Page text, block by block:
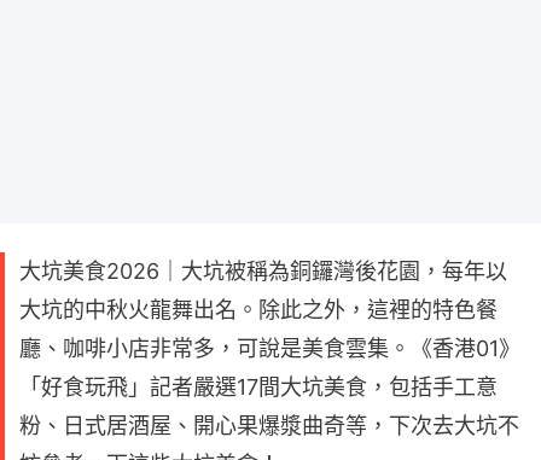
大坑美食2026｜大坑被稱為銅鑼灣後花園，每年以
大坑的中秋火龍舞出名。除此之外，這裡的特色餐
廳、咖啡小店非常多，可說是美食雲集。《香港01》
「好食玩飛」記者嚴選17間大坑美食，包括手工意
粉、日式居酒屋、開心果爆漿曲奇等，下次去大坑不